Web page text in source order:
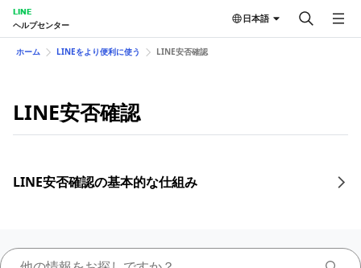
LINE
ヘルプセンター
日本語
ホーム LINEをより便利に使う LINE安否確認
LINE安否確認
LINE安否確認の基本的な仕組み